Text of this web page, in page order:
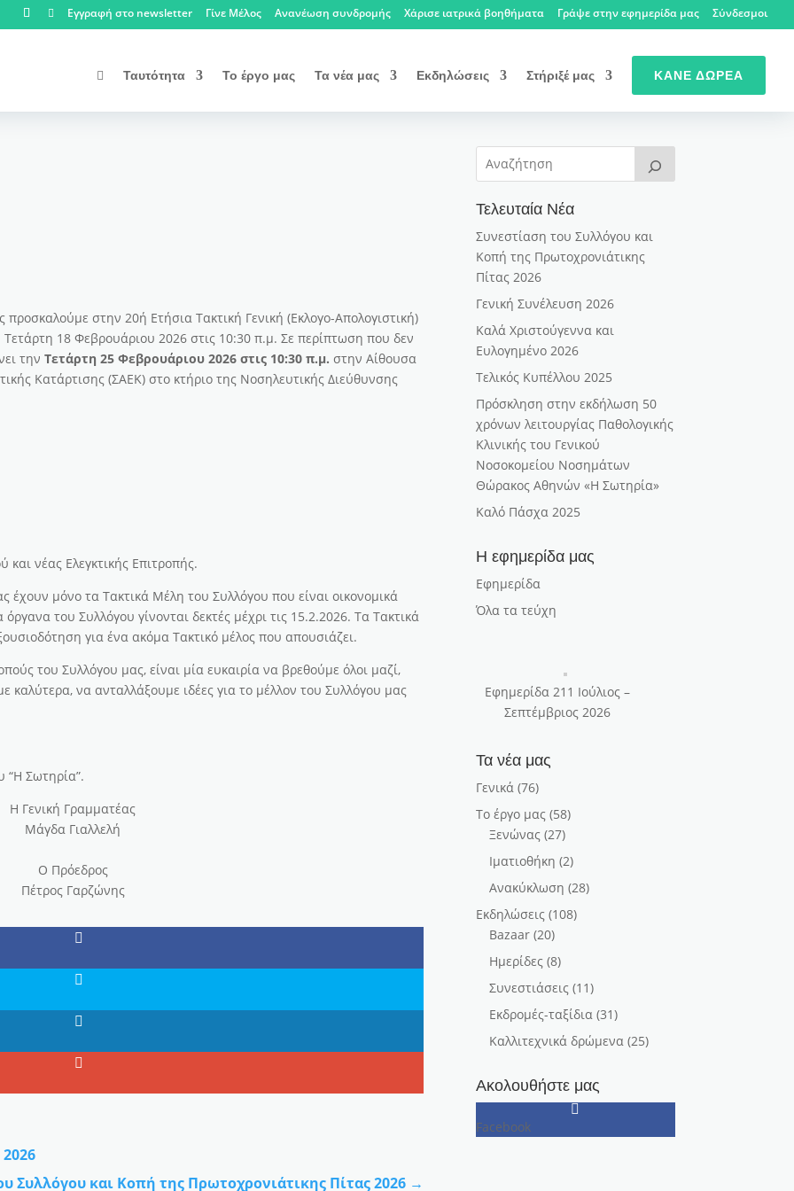
 Εγγραφή στο newsletter Γίνε Μέλος Ανανέωση συνδρομής Χάρισε ιατρικά βοηθήματα Γράψε στην εφημερίδα μας Σύνδεσμοι
 Ταυτότητα Το έργο μας Τα νέα μας Εκδηλώσεις Στήριξέ μας ΚΆΝΕ ΔΩΡΕΆ
στην 20ή Ετήσια Τακτική Γενική (Εκλογο-Απολογιστική)
18 Φεβρουάριου 2026 στις 10:30 π.μ. Σε περίπτωση που δεν
τηνΤετάρτη 25 Φεβρουάριου 2026 στις 10:30 π.μ.στην Αίθουσα
Κατάρτισης (ΣΑΕΚ) στο κτήριο της Νοσηλευτικής Διεύθυνσης
και νέας Ελεγκτικής Επιτροπής.
μόνο τα Τακτικά Μέλη του Συλλόγου που είναι οικονομικά
του Συλλόγου γίνονται δεκτές μέχρι τις 15.2.2026. Τα Τακτικά
για ένα ακόμα Τακτικό μέλος που απουσιάζει.
του Συλλόγου μας, είναι μία ευκαιρία να βρεθούμε όλοι μαζί,
καλύτερα, να ανταλλάξουμε ιδέες για το μέλλον του Συλλόγου μας
“Η Σωτηρία”.
Η Γενική Γραμματέας
Μάγδα Γιαλλελή
Ο Πρόεδρος
Πέτρος Γαρζώνης
Συλλόγου και Κοπή της Πρωτοχρονιάτικης Πίτας 2026 →
Τελευταία Νέα
Συνεστίαση του Συλλόγου και
Κοπή της Πρωτοχρονιάτικης
Πίτας 2026
Γενική Συνέλευση 2026
Καλά Χριστούγεννα και
Ευλογημένο 2026
Τελικός Κυπέλλου 2025
Πρόσκληση στην εκδήλωση 50
χρόνων λειτουργίας Παθολογικής
Κλινικής του Γενικού
Νοσοκομείου Νοσημάτων
Θώρακος Αθηνών «Η Σωτηρία»
Καλό Πάσχα 2025
Η εφημερίδα μας
Εφημερίδα
Όλα τα τεύχη
Εφημερίδα 211 Ιούλιος –
Σεπτέμβριος 2026
Τα νέα μας
Γενικά (76)
Το έργο μας (58)
Ξενώνας (27)
Ιματιοθήκη (2)
Ανακύκλωση (28)
Εκδηλώσεις (108)
Bazaar (20)
Ημερίδες (8)
Συνεστιάσεις (11)
Εκδρομές-ταξίδια (31)
Καλλιτεχνικά δρώμενα (25)
Ακολουθήστε μας
Facebook